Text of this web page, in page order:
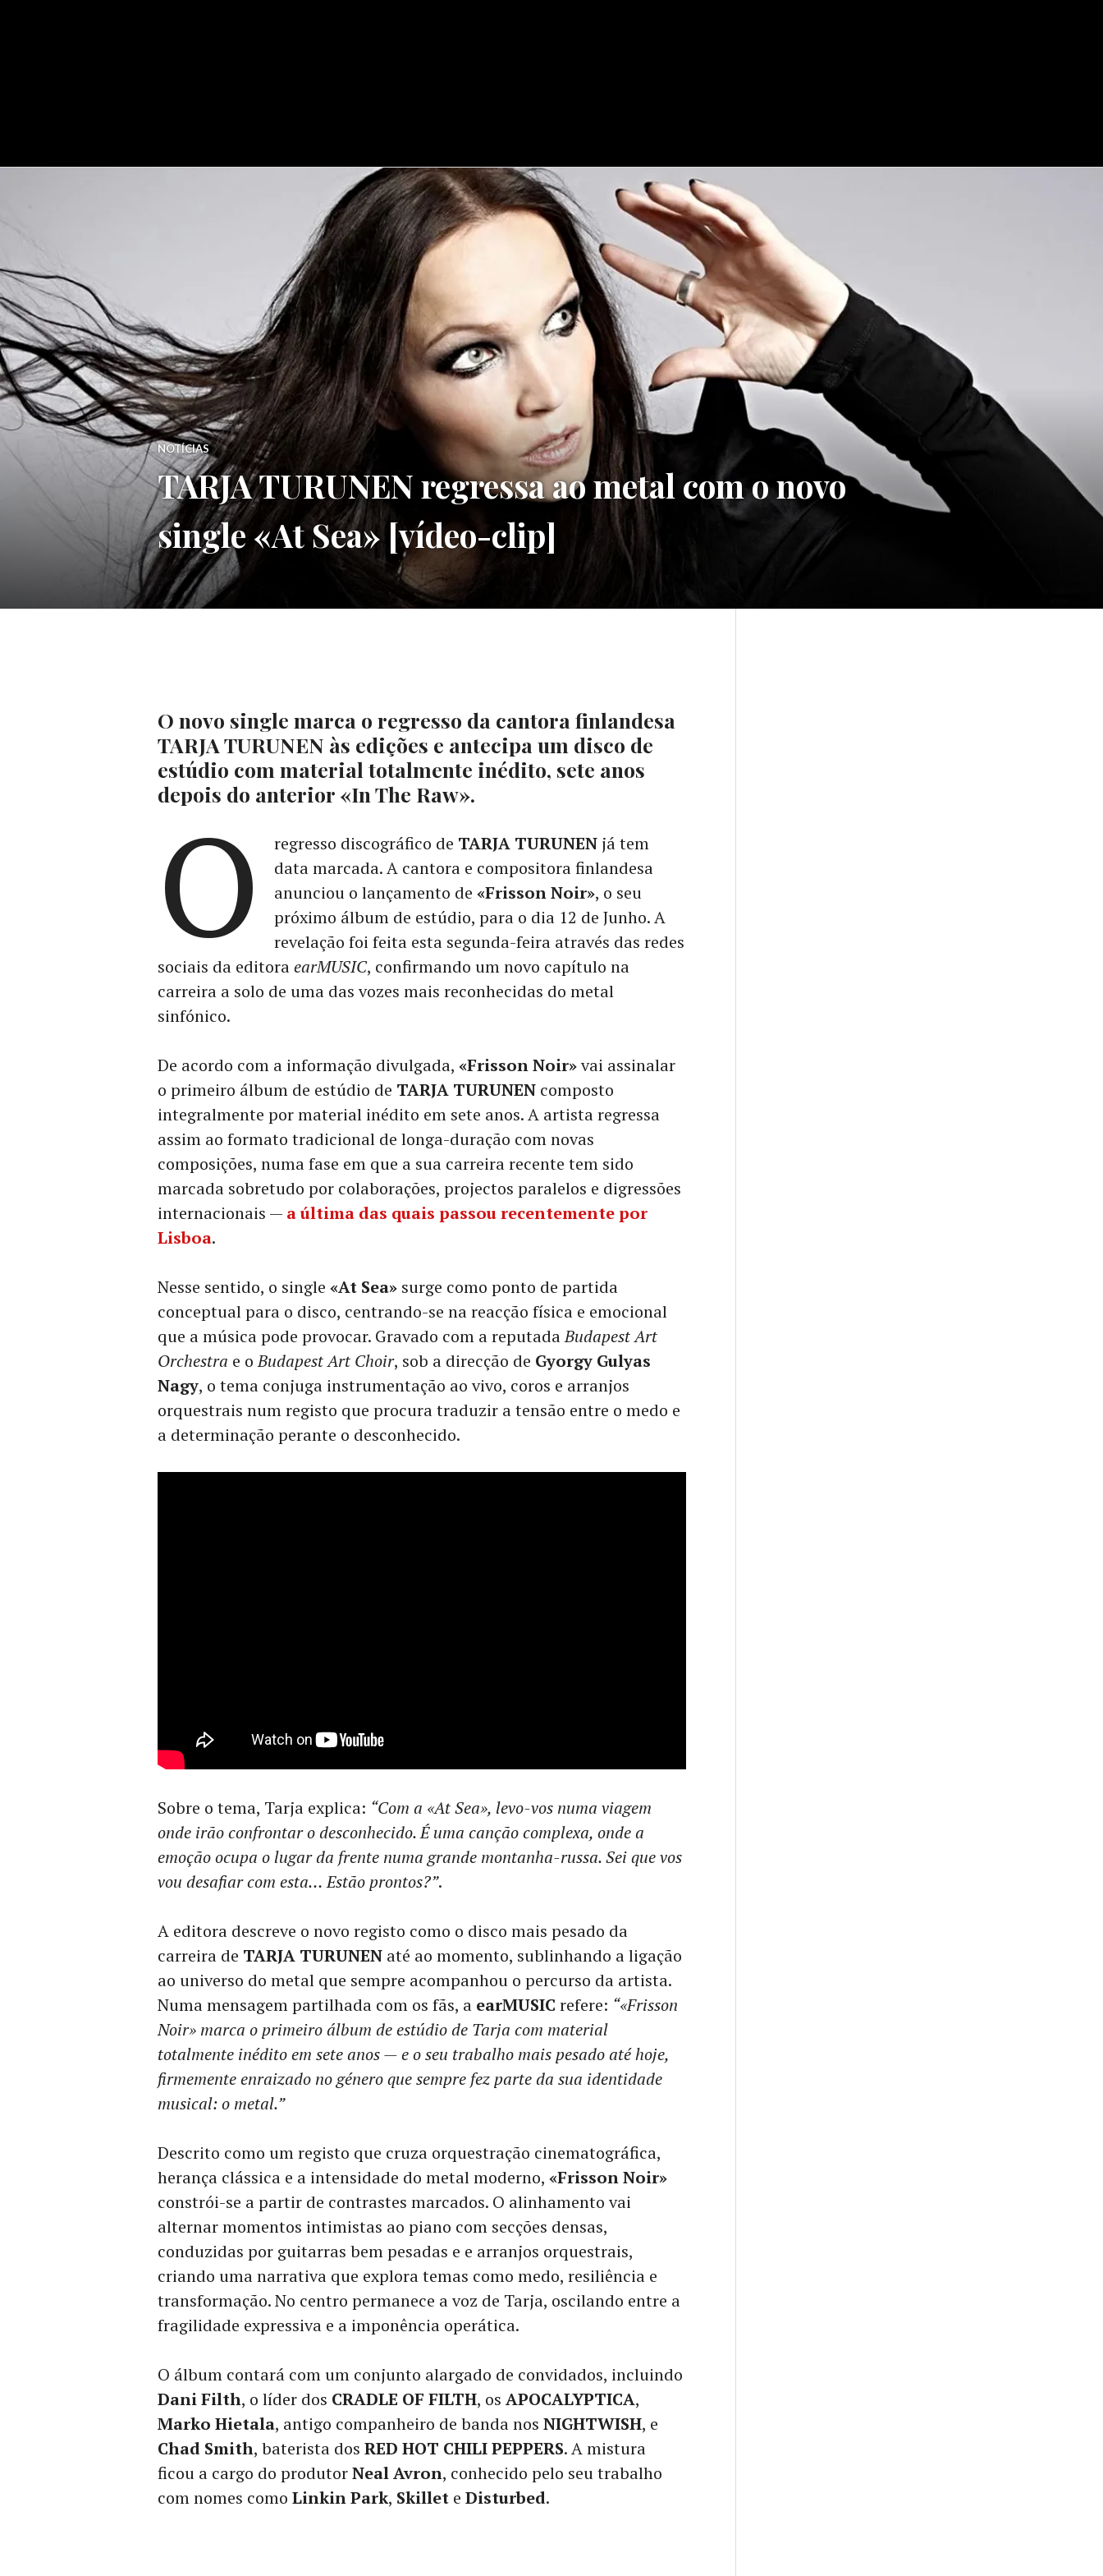
NOTÍCIAS
TARJA TURUNEN regressa ao metal com o novo
single «At Sea» [vídeo-clip]
O novo single marca o regresso da cantora finlandesa
TARJA TURUNEN às edições e antecipa um disco de
estúdio com material totalmente inédito, sete anos
depois do anterior «In The Raw».
O regresso discográfico de TARJA TURUNENjá tem
data marcada. A cantora e compositora finlandesa
anunciou o lançamento de «Frisson Noir», o seu
próximo álbum de estúdio, para o dia 12 de Junho. A
revelação foi feita esta segunda-feira através das redes
sociais da editoraearMUSIC, confirmando um novo capítulo na
carreira a solo de uma das vozes mais reconhecidas do metal
sinfónico.
De acordo com a informação divulgada, «Frisson Noir»vai assinalar
o primeiro álbum de estúdio de TARJA TURUNEN composto
integralmente por material inédito em sete anos. A artista regressa
assim ao formato tradicional de longa-duração com novas
composições, numa fase em que a sua carreira recente tem sido
marcada sobretudo por colaborações, projectos paralelos e digressões
internacionais — a última das quais passou recentemente por
Lisboa.
Nesse sentido, o single «At Sea» surge como ponto de partida
conceptual para o disco, centrando-se na reacção física e emocional
que a música pode provocar. Gravado com a reputadaBudapest Art
Orchestra e oBudapest Art Choir, sob a direcção de Gyorgy Gulyas
Nagy, o tema conjuga instrumentação ao vivo, coros e arranjos
orquestrais num registo que procura traduzir a tensão entre o medo e
a determinação perante o desconhecido.
Sobre o tema, Tarja explica: “Com a «At Sea», levo-vos numa viagem
onde irão confrontar o desconhecido. É uma canção complexa, onde a
emoção ocupa o lugar da frente numa grande montanha-russa. Sei que vos
vou desafiar com esta… Estão prontos?”.
A editora descreve o novo registo como o disco mais pesado da
carreira de TARJA TURUNEN até ao momento, sublinhando a ligação
ao universo do metal que sempre acompanhou o percurso da artista.
Numa mensagem partilhada com os fãs, a earMUSIC refere: “«Frisson
Noir» marca o primeiro álbum de estúdio de Tarja com material
totalmente inédito em sete anos — e o seu trabalho mais pesado até hoje,
firmemente enraizado no género que sempre fez parte da sua identidade
musical: o metal.”
Descrito como um registo que cruza orquestração cinematográfica,
herança clássica e a intensidade do metal moderno, «Frisson Noir»
constrói-se a partir de contrastes marcados. O alinhamento vai
alternar momentos intimistas ao piano com secções densas,
conduzidas por guitarras bem pesadas e e arranjos orquestrais,
criando uma narrativa que explora temas como medo, resiliência e
transformação. No centro permanece a voz de Tarja, oscilando entre a
fragilidade expressiva e a imponência operática.
O álbum contará com um conjunto alargado de convidados, incluindo
Dani Filth, o líder dos CRADLE OF FILTH, os APOCALYPTICA,
Marko Hietala, antigo companheiro de banda nos NIGHTWISH, e
Chad Smith, baterista dos RED HOT CHILI PEPPERS. A mistura
ficou a cargo do produtorNeal Avron, conhecido pelo seu trabalho
com nomes como Linkin Park, Skillet e Disturbed.